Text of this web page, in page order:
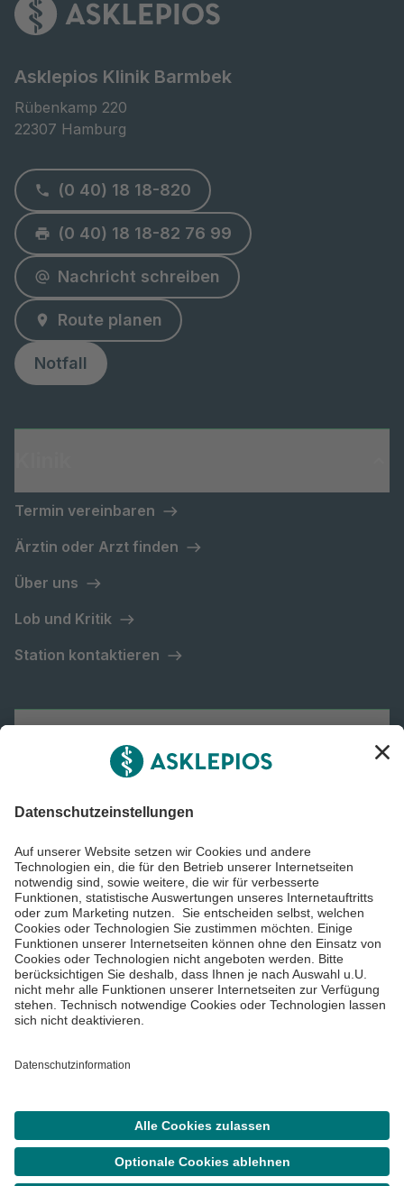
Asklepios Klinik Barmbek
Rübenkamp 220
22307 Hamburg
(0 40) 18 18-820
(0 40) 18 18-82 76 99
Nachricht schreiben
Route planen
Notfall
Termin vereinbaren
Ärztin oder Arzt finden
Über uns
Lob und Kritik
Station kontaktieren
Asklepios Gruppe
Impressum
©Asklepios Kliniken GmbH & Co. KGaA 2026